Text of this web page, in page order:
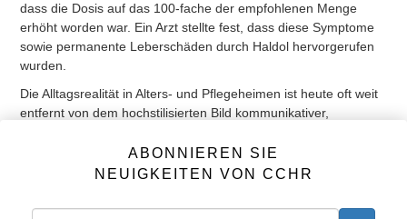
dass die Dosis auf das 100-fache der empfohlenen Menge
erhöht worden war. Ein Arzt stellte fest, dass diese Symptome
sowie permanente Leberschäden durch Haldol hervorgerufen
wurden.
Die Alltagsrealität in Alters- und Pflegeheimen ist heute oft weit
entfernt von dem hochstilisierten Bild kommunikativer,
idyllischen Umgebung leben. Weit häufiger erwecken die
Heiminsassen einen unterwürfigen, stillen und abwesenden
manchmal nur leer vor sich hin oder wirken introvertiert und
ABONNIEREN SIE
NEUIGKEITEN VON CCHR